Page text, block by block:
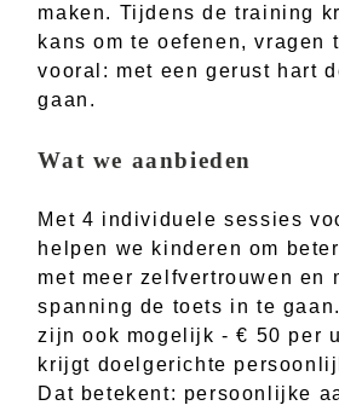
doorstroomtoets-
training
contact
maken. Tijdens de training
kans om te oefenen, vragen
vooral: met een gerust hart
gaan.
Wat we aanbieden
Met 4 individuele sessies
helpen we kinderen om
met meer zelfvertrouwen en
spanning de toets in te
zijn ook mogelijk - € 50 per
krijgt doelgerichte
Dat betekent: persoonlijke